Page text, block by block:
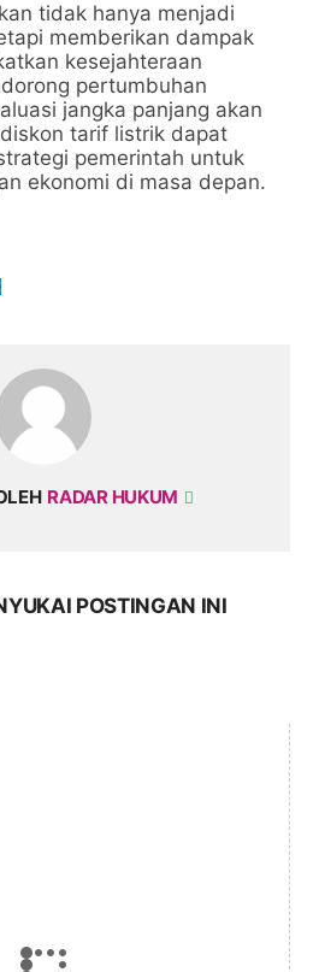
tidak hanya menjadi
memberikan dampak
kesejahteraan
pertumbuhan
jangka panjang akan
tarif listrik dapat
pemerintah untuk
ekonomi di masa depan.
RADAR HUKUM
POSTINGAN INI